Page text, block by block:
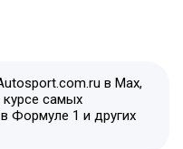
в Max,
самых
Формуле 1 и других